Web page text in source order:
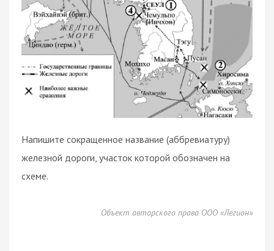
Напишите сокращенное название (аббревиатуру)
железной дороги, участок которой обозначен на
схеме.
Объект авторского права ООО «Легион»